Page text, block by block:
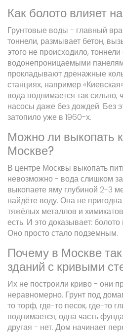
Как болото влияет
Грунтовые воды - главный
тоннели, размывает бетон,
этого не происходило,
водонепроницаемыми
прокладывают дренажные
станциях, например
вода поднимается так сильно,
насосы даже без дождей. Без
затопило уже в 1960-х.
Можно ли выкопать
Москве?
В центре Москвы выкопать
невозможно - вода слишком
выкопаете яму глубиной 2-3
найдёте воду. Она не
тяжёлых металлов и
есть. И это доказывает:
Оно просто стало подземным.
Почему в Москве
зданий с кривыми
Их не построили криво - они
неравномерно. Грунт под
то торф, где-то песок, где-то
поднимается, одна часть
другая - нет. Дом начинает